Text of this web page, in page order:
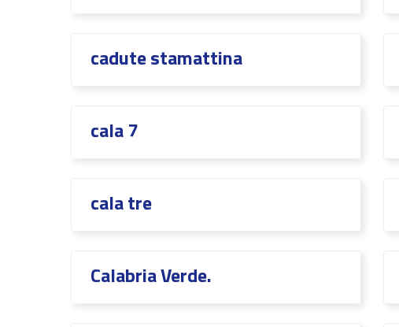
cadute stamattina
cala 7
cala tre
Calabria Verde.